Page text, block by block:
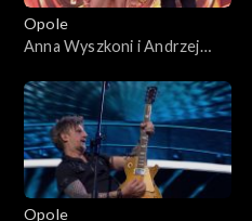
Opole
Anna Wyszkoni i Andrzej
lat”. 62. KFPP: Koncert
„Zróbmy więc prywatkę”
Opole